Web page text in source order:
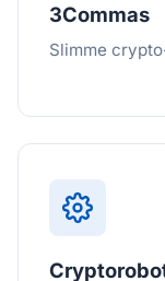
3Commas
Slimme